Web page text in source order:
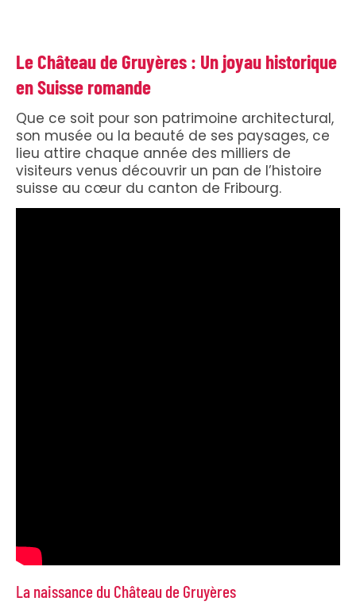
Le Château de Gruyères : Un joyau historique
en Suisse romande
Que ce soit pour son patrimoine architectural,
son musée ou la beauté de ses paysages, ce
lieu attire chaque année des milliers de
visiteurs venus découvrir un pan de l’histoire
suisse au cœur du canton de Fribourg.
La naissance du Château de Gruyères